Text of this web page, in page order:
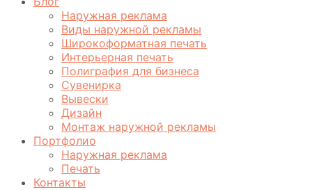
Наружная реклама
Виды наружной рекламы
Широкоформатная печать
Интерьерная печать
Полиграфия для бизнеса
Сувенирка
Вывески
Дизайн
Монтаж наружной рекламы
Портфолио
Наружная реклама
Печать
Контакты